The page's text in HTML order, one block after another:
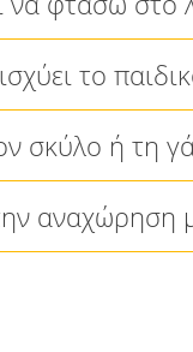
το
σκύλο ή τη
αναχώρηση